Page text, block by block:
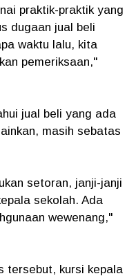
praktik-praktik yang
dugaan jual beli
waktu lalu, kita
pemeriksaan,"
jual beli yang ada
masih sebatas
setoran, janji-janji
sekolah. Ada
wewenang,"
tersebut, kursi kepala